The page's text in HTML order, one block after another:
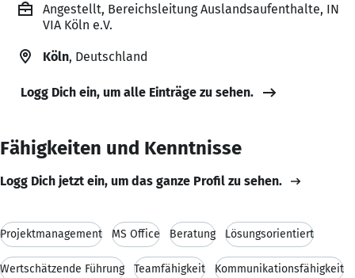
Angestellt, Bereichsleitung Auslandsaufenthalte, IN
VIA Köln e.V.
Köln, Deutschland
Logg Dich ein, um alle Einträge zu sehen.
Fähigkeiten und Kenntnisse
Logg Dich jetzt ein, um das ganze Profil zu sehen.
Projektmanagement MS Office Beratung Lösungsorientiert
Wertschätzende Führung Teamfähigkeit Kommunikationsfähigkeit